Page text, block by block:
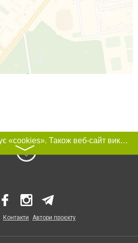
Цей сайт використовує «cookies». Також веб-сайт використовує інтернет-сервіс для збору технічних даних стосовно відвідувачів з метою отримання маркетингової та статистичної інформації. Умови обробки даних відвідувачів сайту див.
〉
Контакти Автори проєкту